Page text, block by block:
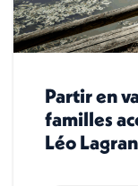
Partir en
familles
Léo